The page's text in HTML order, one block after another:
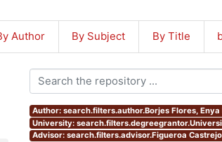
Author By Subject By Title
Author: search.filters.author.Borjes Flores, Enya
University:
Advisor: search.filters.advisor.Figueroa